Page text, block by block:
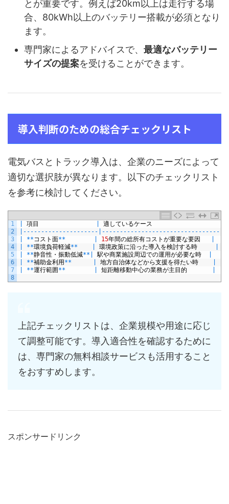
とが重要です。例えば20km以上は走行する場
合、80kWh以上のバッテリー搭載が必須となり
ます。
専門家によるアドバイスで、 最適なバッテリー
サイズの提案を受けることができます。
導入判断のための総合チェックリスト
電気バスとトラック導入は、企業のニーズによって
適切な選択肢が異なります。以下のチェックリスト
を参考に検討してください。
1
2
3
4
5
6
7
8
項目 適しているケース
-- -- -- -- -- -- -- -- -- -- - -- -- -- -- -- -- -- -- -- -- -- -- -- -- -- -- --
**コスト面** 15年間の総所有コストが重要な要因
**環境負荷軽減** 環境政策に沿った導入を検討する時
**静音性・振動低減** 駅や商業施設周辺での運用が必要な時
**補助金利用 ** 地方自治体などから支援を得たい時
**運行範囲 ** 短距離移動中心の業務が主目的
上記チェックリストは、企業規模や用途に応じ
て調整可能です。導入適合性を確認するために
は、専門家の無料相談サービスも活用すること
をおすすめします。
スポンサードリンク